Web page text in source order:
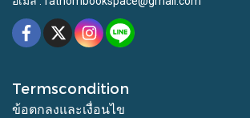
Termscondition
ข้อตกลงและเงื่อนไข